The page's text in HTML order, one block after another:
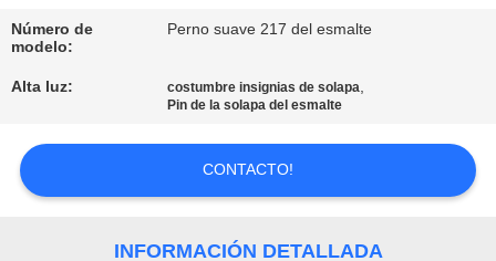
ÉNTRENOS
EN
CONTACTO
CON
Número de
modelo:
Perno suave 217 del esmalte
Alta luz: costumbre insignias de solapa,
Pin de la solapa del esmalte
CONTACTO!
INFORMACIÓN DETALLADA